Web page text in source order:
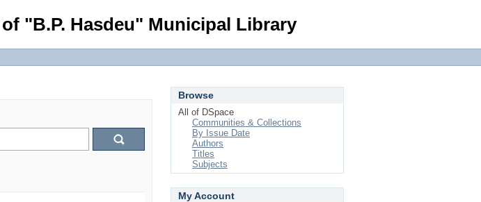
"B.P. Hasdeu" Municipal Library
Browse
All of DSpace
Communities & Collections
By Issue Date
Authors
Titles
Subjects
My Account